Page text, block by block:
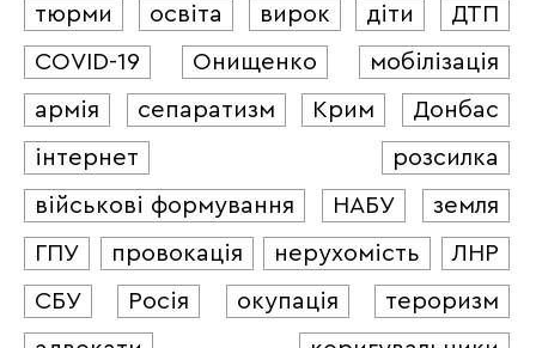
тюрми
освіта вирок діти
ДТП
COVID-19
Онищенко
мобілізація
армія
сепаратизм Крим
Донбас
інтернет
розсилка
військові формування
НАБУ
земля
ГПУ
провокація нерухомість
ЛНР
СБУ
Росія окупація
тероризм